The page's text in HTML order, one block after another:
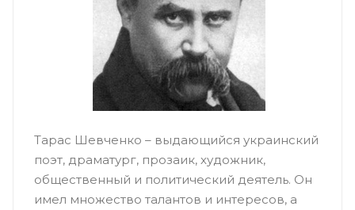
Тарас Шевченко – выдающийся украинский
поэт, драматург, прозаик, художник,
общественный и политический деятель. Он
имел множество талантов и интересов, а